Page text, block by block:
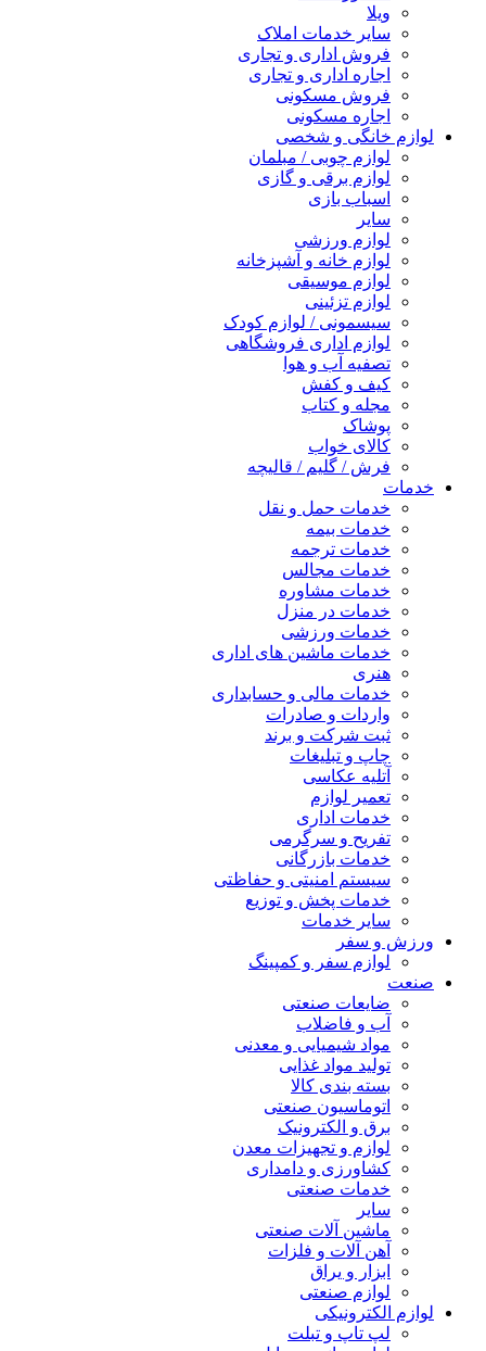
ویلا
سایر خدمات املاک
فروش اداری و تجاری
اجاره اداری و تجاری
فروش مسکونی
اجاره مسکونی
لوازم خانگی و شخصی
لوازم چوبی / مبلمان
لوازم برقی و گازی
اسباب بازی
سایر
لوازم ورزشی
لوازم خانه و آشپزخانه
لوازم موسیقی
لوازم تزئینی
سیسمونی / لوازم کودک
لوازم اداری فروشگاهی
تصفیه آب و هوا
کیف و کفش
مجله و کتاب
پوشاک
کالای خواب
فرش / گلیم / قالیچه
خدمات
خدمات حمل و نقل
خدمات بیمه
خدمات ترجمه
خدمات مجالس
خدمات مشاوره
خدمات در منزل
خدمات ورزشی
خدمات ماشین های اداری
هنری
خدمات مالی و حسابداری
واردات و صادرات
ثبت شرکت و برند
چاپ و تبلیغات
آتلیه عکاسی
تعمیر لوازم
خدمات اداری
تفریح و سرگرمی
خدمات بازرگانی
سیستم امنیتی و حفاظتی
خدمات پخش و توزیع
سایر خدمات
ورزش و سفر
لوازم سفر و کمپینگ
صنعت
ضایعات صنعتی
آب و فاضلاب
مواد شیمیایی و معدنی
تولید مواد غذایی
بسته بندی کالا
اتوماسیون صنعتی
برق و الکترونیک
لوازم و تجهیزات معدن
کشاورزی و دامداری
خدمات صنعتی
سایر
ماشین آلات صنعتی
آهن آلات و فلزات
ابزار و یراق
لوازم صنعتی
لوازم الکترونیکی
لپ تاپ و تبلت